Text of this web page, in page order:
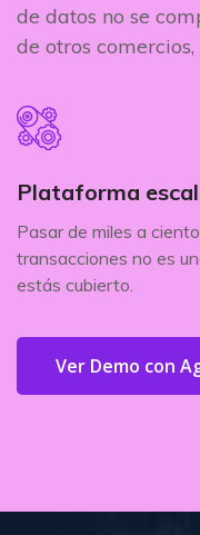
de datos no se
de otros
Plataforma
Pasar de miles a
transacciones no es
estás cubierto.
Ver Demo con